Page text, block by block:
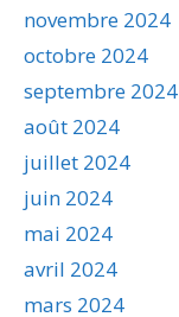
novembre 2024
octobre 2024
septembre 2024
août 2024
juillet 2024
juin 2024
mai 2024
avril 2024
mars 2024